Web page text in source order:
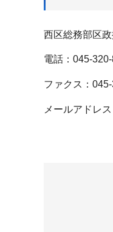
西区総務部区
電話：045-
ファクス：
メールアドレス